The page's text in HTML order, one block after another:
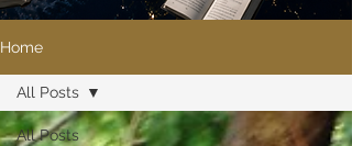
Home
All Posts
All Posts